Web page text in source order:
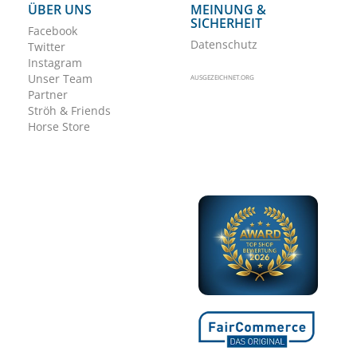
ÜBER UNS
Facebook
Twitter
Instagram
Unser Team
Partner
Ströh & Friends
Horse Store
MEINUNG &
SICHERHEIT
Datenschutz
AUSGEZEICHNET.ORG